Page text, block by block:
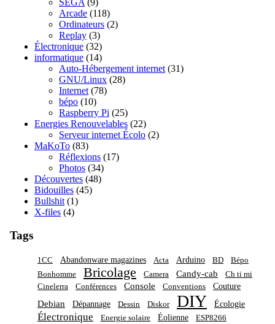
Arcade (118)
Ordinateurs (2)
Replay (3)
Électronique (32)
informatique (14)
Auto-Hébergement internet (31)
GNU/Linux (28)
Internet (78)
bépo (10)
Raspberry Pi (25)
Energies Renouvelables (22)
Serveur internet Écolo (2)
MaKoTo (83)
Réflexions (17)
Photos (34)
Découvertes (48)
Bidouilles (45)
Bullshit (1)
X-files (4)
Tags
1CC Abandonware magazines Acta Arduino BD
Bépo
Bonhomme
Bricolage Camera Candy-cab
Ch ti mi
Cinelerra
Conférences Console Conventions Couture
Debian Dépannage Dessin Diskor DIY Écologie
Électronique Energie solaire Éolienne
ESP8266